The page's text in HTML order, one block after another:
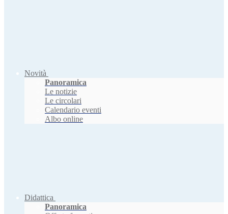
Novità
Panoramica
Le notizie
Le circolari
Calendario eventi
Albo online
Didattica
Panoramica